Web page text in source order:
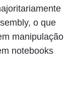
o que
manipulação
notebooks